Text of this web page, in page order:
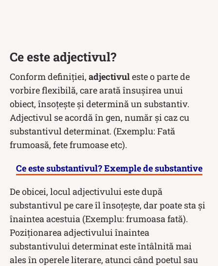
Ce este adjectivul?
Conform definiției, adjectivuleste o parte de
vorbire flexibilă, care arată însușirea unui
obiect, însoțește și determină un substantiv.
Adjectivul se acordă în gen, număr și caz cu
substantivul determinat. (Exemplu: Fată
frumoasă, fete frumoase etc).
Ce este substantivul? Exemple de substantive
De obicei, locul adjectivului este după
substantivul pe care îl însoțește, dar poate sta și
înaintea acestuia (Exemplu: frumoasa fată).
Poziționarea adjectivului înaintea
substantivului determinat este întâlnită mai
ales în operele literare, atunci când poetul sau